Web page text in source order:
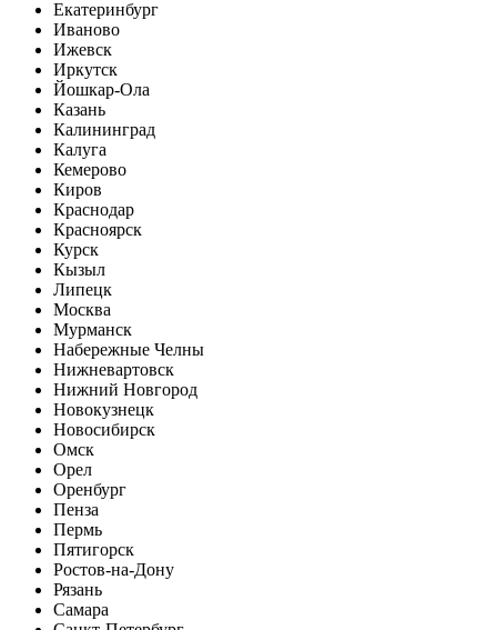
Екатеринбург
Иваново
Ижевск
Иркутск
Йошкар-Ола
Казань
Калининград
Калуга
Кемерово
Киров
Краснодар
Красноярск
Курск
Кызыл
Липецк
Москва
Мурманск
Набережные Челны
Нижневартовск
Нижний Новгород
Новокузнецк
Новосибирск
Омск
Орел
Оренбург
Пенза
Пермь
Пятигорск
Ростов-на-Дону
Рязань
Самара